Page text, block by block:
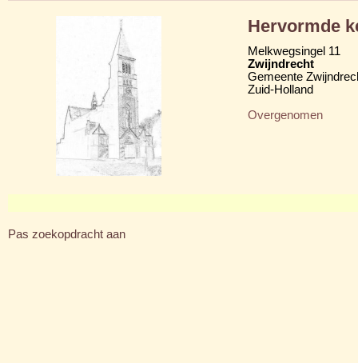
Hervormde
Melkwegsingel 11
Zwijndrecht
Gemeente
Zuid-Holland
Overgenomen
Pas zoekopdracht aan